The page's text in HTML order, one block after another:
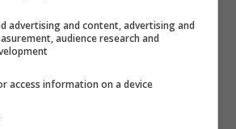
indiscrezioni sembrerebbe
battezzeranno la loro
advertising and content, advertising and
audience research and
access information on a device